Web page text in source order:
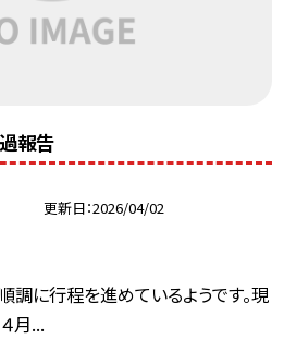
報告
更新日 2026/04/02
調に行程を進めているようです。現
月...